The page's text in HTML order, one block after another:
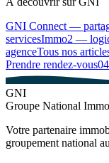
GNI Connect —
servicesImmo2 —
agenceTous nos
Prendre rendez-vous
GNI
Groupe National
Votre partenaire
groupement national